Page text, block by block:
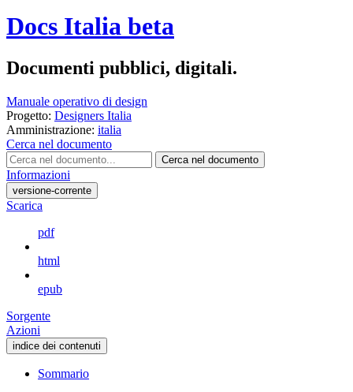
Docs Italia beta
Documenti pubblici, digitali.
Manuale operativo di design
Progetto: Designers Italia
Amministrazione: italia
Cerca nel documento
Cerca nel documento
Informazioni
versione-corrente
Scarica
pdf
html
epub
Sorgente
Azioni
indice dei contenuti
Sommario